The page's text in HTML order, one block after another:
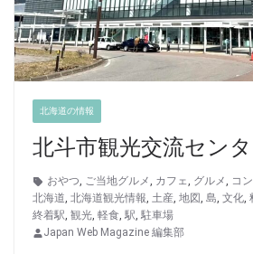
北海道の情報
北斗市観光交流セン
おやつ, ご当地グルメ, カフェ, グルメ, コ
北海道, 北海道観光情報, 土産, 地図, 島, 文化,
終着駅, 観光, 軽食, 駅, 駐車場
Japan Web Magazine 編集部